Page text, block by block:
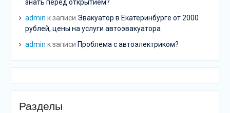
знать перед открытием?
admin к записи Эвакуатор в Екатеринбурге от 2000
рублей, цены на услуги автоэвакуатора
admin к записи Проблема с автоэлектриком?
Разделы